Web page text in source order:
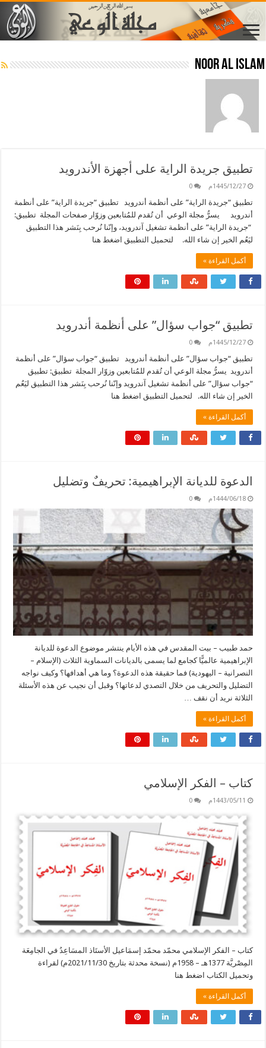
Noor Al Islam
تطبيق جريدة الراية على أجهزة الأندرويد
1445/12/27م 0
تطبيق “جريدة الراية” على أنظمة أندرويد تطبيق “جريدة الراية” على أنظمة
أندرويد يسرُّ مجلة الوعي أن تُقدم للمُتابعين وزوّار صفحات المجلة تطبيق:
“جريدة الراية” على أنظمة تشغيل آندرويد، وإنّنا نُرحب بِنَشر هذا التطبيق
ليَعُم الخير إن شاء الله. لتحميل التطبيق اضغط هنا
أكمل القراءة »
تطبيق “جواب سؤال” على أنظمة أندرويد
1445/12/27م 0
تطبيق “جواب سؤال” على أنظمة أندرويد تطبيق “جواب سؤال” على أنظمة
أندرويد يسرُّ مجلة الوعي أن تُقدم للمُتابعين وزوّار المجلة تطبيق: تطبيق
“جواب سؤال” على أنظمة تشغيل آندرويد وإنّنا نُرحب بِنَشر هذا التطبيق ليَعُم
الخير إن شاء الله. لتحميل التطبيق اضغط هنا
أكمل القراءة »
الدعوة للديانة الإبراهيمية: تحريفٌ وتضليل
1444/06/18م 0
حمد طبيب – بيت المقدس في هذه الأيام ينتشر موضوع الدعوة للديانة
الإبراهيمية عالميًّا كجامع لما يسمى بالديانات السماوية الثلاث (الإسلام –
النصرانية – اليهودية) فما حقيقة هذه الدعوة؟ وما هي أهدافها؟ وكيف نواجه
التضليل والتحريف من خلال التصدي لدعاتها؟ وقبل أن نجيب عن هذه الأسئلة
الثلاثة نريد أن نقف …
أكمل القراءة »
كتاب – الفكر الإسلامي
1443/05/11م 0
كتاب – الفكر الإسلامي محمّد محمّد إسمَاعيل الأستَاذ المسَاعِدُ في الجامِعَة
المِصْريَّة 1377هـ – 1958م (نسخة محدثة بتاريخ 2021/11/30م) لقراءة
وتحميل الكتاب اضغط هنا
أكمل القراءة »